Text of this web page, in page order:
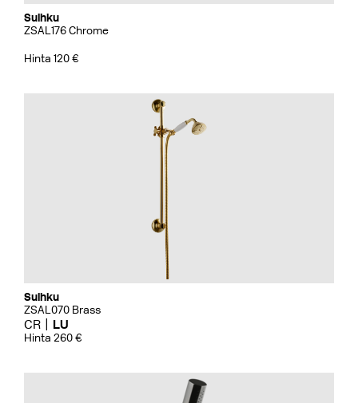
Suihku
ZSAL176 Chrome
Hinta 120 €
Suihku
ZSAL070 Brass
CR LU
Hinta 260 €